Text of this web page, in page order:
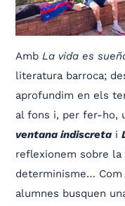
AmbLa vida es
literatura barroca;
aprofundim en els
al fons i, per fer-ho,
ventana indiscreta i
reflexionem sobre
determinisme…
alumnes busquen